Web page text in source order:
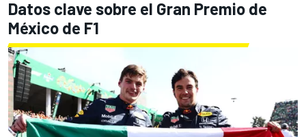
Datos clave sobre el Gran Premio de
México de F1